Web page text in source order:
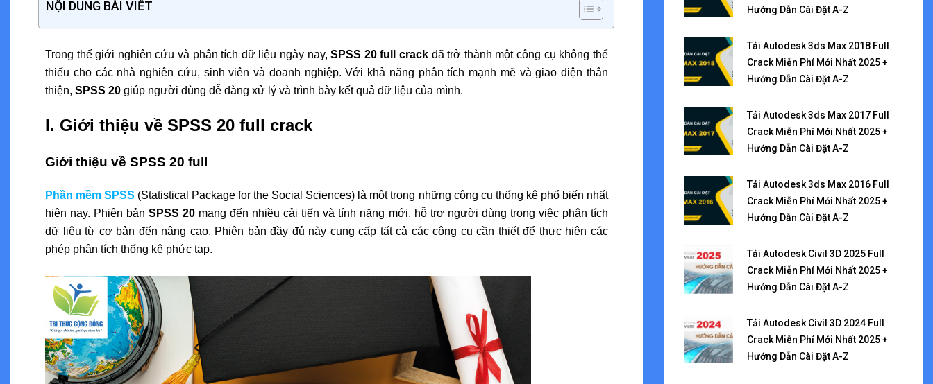
NỘI DUNG BÀI VIẾT
Trong thế giới nghiên cứu và phân tích dữ liệu ngày nay,SPSS 20 full crack đã trở thành một công cụ không thể
thiếu cho các nhà nghiên cứu, sinh viên và doanh nghiệp. Với khả năng phân tích mạnh mẽ và giao diện thân
thiện, SPSS 20 giúp người dùng dễ dàng xử lý và trình bày kết quả dữ liệu của mình.
I. Giới thiệu về SPSS 20 full crack
Giới thiệu về SPSS 20 full
Phần mềm SPSS (Statistical Package for the Social Sciences) là một trong những công cụ thống kê phổ biến nhất
hiện nay. Phiên bảnSPSS 20 mang đến nhiều cải tiến và tính năng mới, hỗ trợ người dùng trong việc phân tích
dữ liệu từ cơ bản đến nâng cao. Phiên bản đầy đủ này cung cấp tất cả các công cụ cần thiết để thực hiện các
phép phân tích thống kê phức tạp.
Hướng Dẫn Cài Đặt A-Z
Tải Autodesk 3ds Max 2018 Full
Crack Miễn Phí Mới Nhất 2025 +
Hướng Dẫn Cài Đặt A-Z
Tải Autodesk 3ds Max 2017 Full
Crack Miễn Phí Mới Nhất 2025 +
Hướng Dẫn Cài Đặt A-Z
Tải Autodesk 3ds Max 2016 Full
Crack Miễn Phí Mới Nhất 2025 +
Hướng Dẫn Cài Đặt A-Z
Tải Autodesk Civil 3D 2025 Full
Crack Miễn Phí Mới Nhất 2025 +
Hướng Dẫn Cài Đặt A-Z
Tải Autodesk Civil 3D 2024 Full
Crack Miễn Phí Mới Nhất 2025 +
Hướng Dẫn Cài Đặt A-Z